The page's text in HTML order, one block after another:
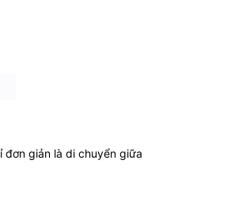
giản là di chuyển giữa